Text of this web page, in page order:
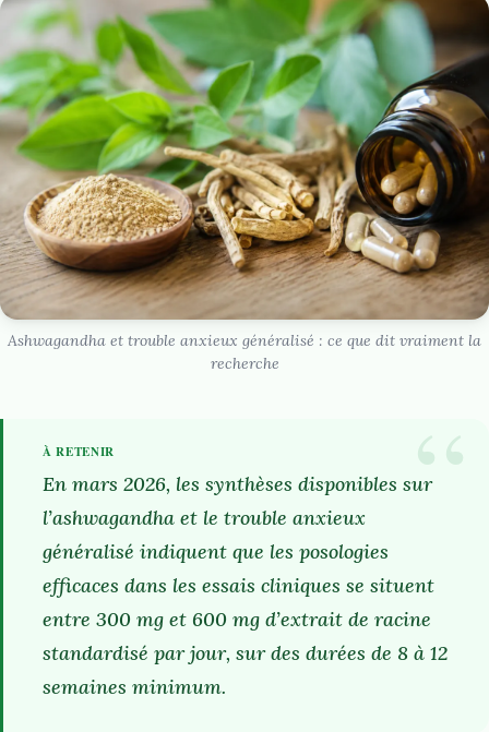
Ashwagandha et trouble anxieux généralisé : ce que dit vraiment la
recherche
En mars 2026, les synthèses disponibles sur
l’ashwagandha et le trouble anxieux
généralisé indiquent que les posologies
efficaces dans les essais cliniques se situent
entre 300 mg et 600 mg d’extrait de racine
standardisé par jour, sur des durées de 8 à 12
semaines minimum.